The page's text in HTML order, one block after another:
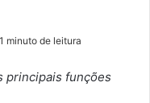
1 minuto de leitura
principais funções